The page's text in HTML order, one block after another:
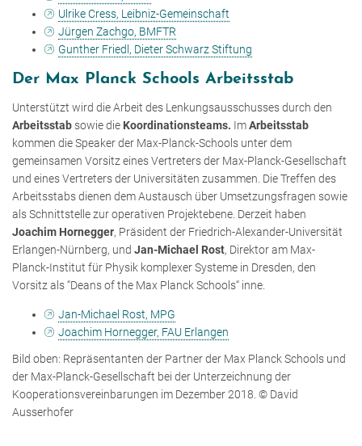
Ulrike Cress, Leibniz-Gemeinschaft
Jürgen Zachgo, BMFTR
Gunther Friedl, Dieter Schwarz Stiftung
Der Max Planck Schools Arbeitsstab
Unterstützt wird die Arbeit des Lenkungsausschusses durch den
Arbeitsstab sowie die Koordinationsteams. ImArbeitsstab
kommen die Speaker der Max-Planck-Schools unter dem
gemeinsamen Vorsitz eines Vertreters der Max-Planck-Gesellschaft
und eines Vertreters der Universitäten zusammen. Die Treffen des
Arbeitsstabs dienen dem Austausch über Umsetzungsfragen sowie
als Schnittstelle zur operativen Projektebene. Derzeit haben
Joachim Hornegger, Präsident der Friedrich-Alexander-Universität
Erlangen-Nürnberg, und Jan-Michael Rost, Direktor am Max-
Planck-Institut für Physik komplexer Systeme in Dresden, den
Vorsitz als “Deans of the Max Planck Schools“ inne.
Jan-Michael Rost, MPG
Joachim Hornegger, FAU Erlangen
Bild oben: Repräsentanten der Partner der Max Planck Schools und
der Max-Planck-Gesellschaft bei der Unterzeichnung der
Kooperationsvereinbarungen im Dezember 2018. © David
Ausserhofer